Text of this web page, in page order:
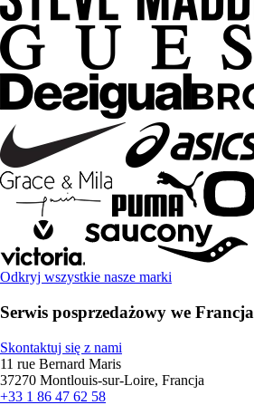
Odkryj wszystkie nasze marki
Serwis posprzedażowy we Francja
Skontaktuj się z nami
11 rue Bernard Maris
37270 Montlouis-sur-Loire, Francja
+33 1 86 47 62 58